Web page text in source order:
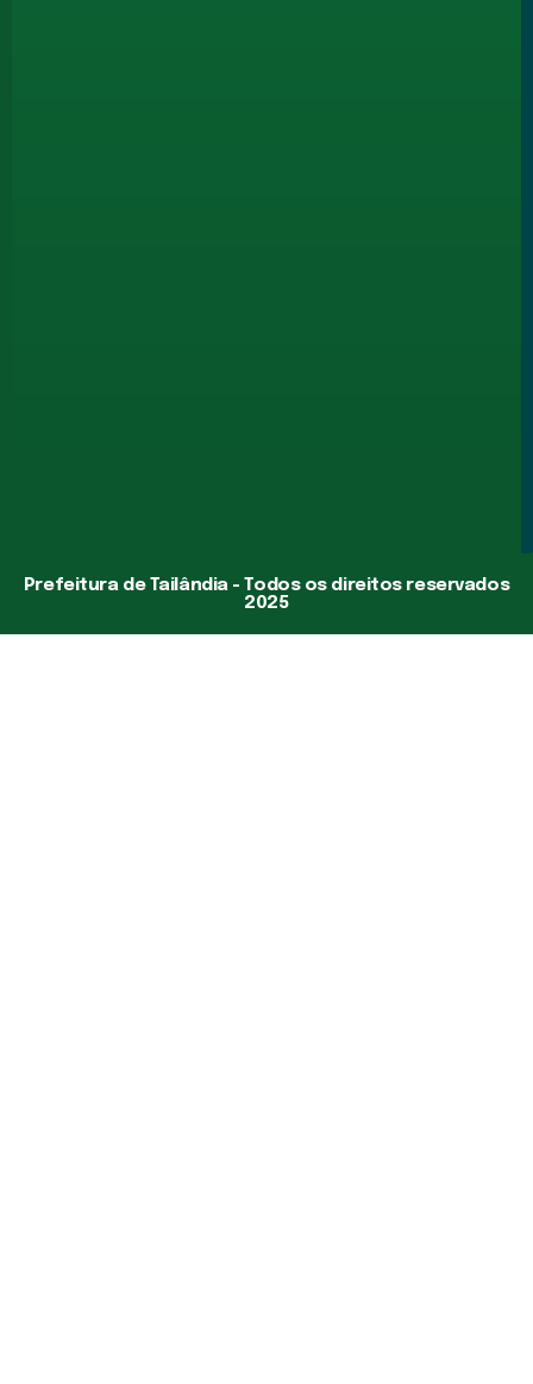
Prefeitura de Tailândia - Todos os direitos reservados
2025